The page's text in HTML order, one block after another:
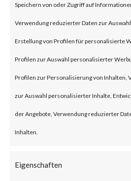
Speichern von oder Zugriff auf
Verwendung reduzierter Daten zur
Erstellung von Profilen für personalisierte
Profilen zur Auswahl personalisierter
Profilen zur Personalisierung von Inhalten,
zur Auswahl personalisierter Inhalte,
der Angebote, Verwendung reduzierter
Inhalten.
Eigenschaften
To be vulnerable,
gateway or as an